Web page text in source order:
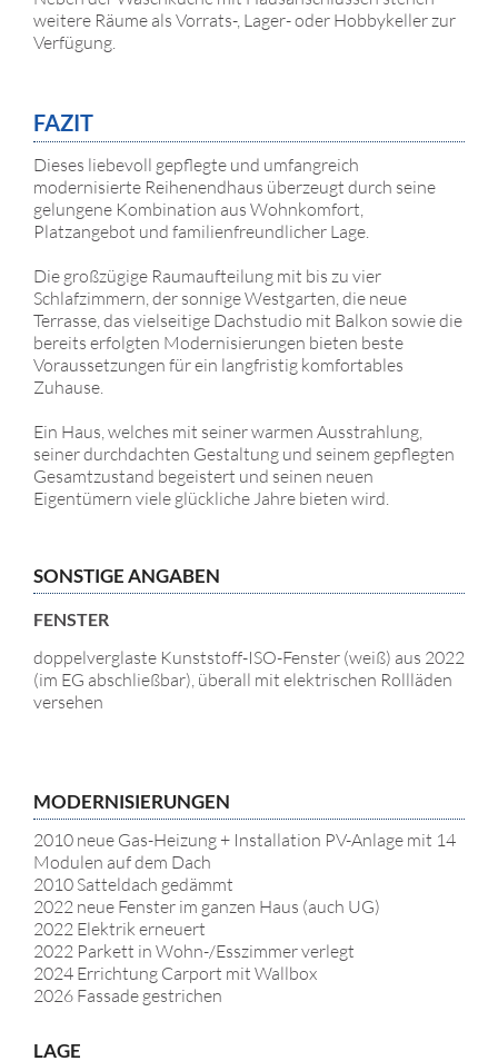
weitere Räume als Vorrats-, Lager- oder Hobbykeller zur
Verfügung.
FAZIT
Dieses liebevoll gepflegte und umfangreich
modernisierte Reihenendhaus überzeugt durch seine
gelungene Kombination aus Wohnkomfort,
Platzangebot und familienfreundlicher Lage.
Die großzügige Raumaufteilung mit bis zu vier
Schlafzimmern, der sonnige Westgarten, die neue
Terrasse, das vielseitige Dachstudio mit Balkon sowie die
bereits erfolgten Modernisierungen bieten beste
Voraussetzungen für ein langfristig komfortables
Zuhause.
Ein Haus, welches mit seiner warmen Ausstrahlung,
seiner durchdachten Gestaltung und seinem gepflegten
Gesamtzustand begeistert und seinen neuen
Eigentümern viele glückliche Jahre bieten wird.
SONSTIGE ANGABEN
FENSTER
doppelverglaste Kunststoff-ISO-Fenster (weiß) aus 2022
(im EG abschließbar), überall mit elektrischen Rollläden
versehen
MODERNISIERUNGEN
2010 neue Gas-Heizung + Installation PV-Anlage mit 14
Modulen auf dem Dach
2010 Satteldach gedämmt
2022 neue Fenster im ganzen Haus (auch UG)
2022 Elektrik erneuert
2022 Parkett in Wohn-/Esszimmer verlegt
2024 Errichtung Carport mit Wallbox
2026 Fassade gestrichen
LAGE